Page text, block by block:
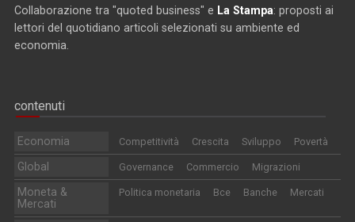
Collaborazione tra "quoted business" e La Stampa: proposti ai
lettori del quotidiano articoli selezionati su ambiente ed
economia.
contenuti
Economia Competitività Crescita Sviluppo Povertà
Global Governance Commercio Migrazioni
Moneta &
Mercati
Politica monetaria Bce Banche Mercati